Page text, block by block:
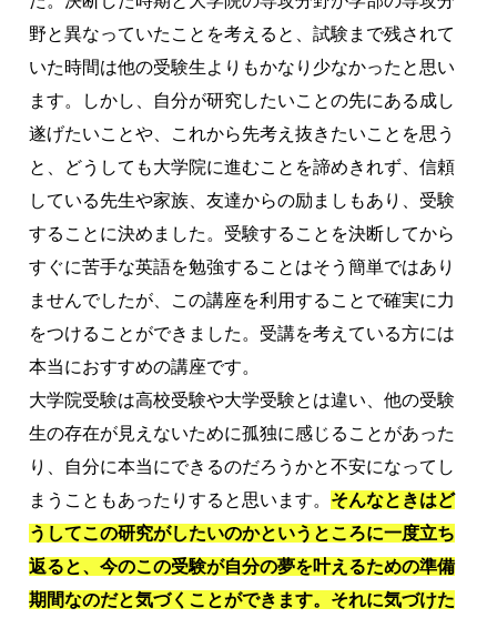
野と異なっていたことを考えると、試験まで残されて
いた時間は他の受験生よりもかなり少なかったと思い
ます。しかし、自分が研究したいことの先にある成し
遂げたいことや、これから先考え抜きたいことを思う
と、どうしても大学院に進むことを諦めきれず、信頼
している先生や家族、友達からの励ましもあり、受験
することに決めました。受験することを決断してから
すぐに苦手な英語を勉強することはそう簡単ではあり
ませんでしたが、この講座を利用することで確実に力
をつけることができました。受講を考えている方には
本当におすすめの講座です。
大学院受験は高校受験や大学受験とは違い、他の受験
生の存在が見えないために孤独に感じることがあった
り、自分に本当にできるのだろうかと不安になってし
まうこともあったりすると思います。 そんなときはど
うしてこの研究がしたいのかというところに一度立ち
返ると、今のこの受験が自分の夢を叶えるための準備
期間なのだと気づくことができます。それに気づけた